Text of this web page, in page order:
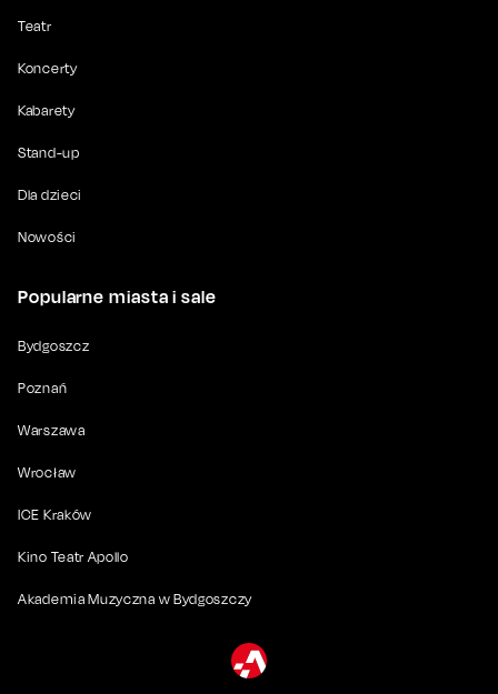
Teatr
Koncerty
Kabarety
Stand-up
Dla dzieci
Nowości
Popularne miasta i sale
Bydgoszcz
Poznań
Warszawa
Wrocław
ICE Kraków
Kino Teatr Apollo
Akademia Muzyczna w Bydgoszczy